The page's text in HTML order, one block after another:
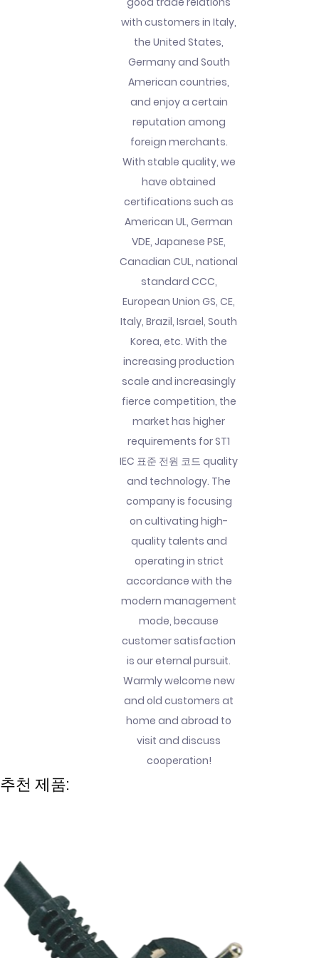
with customers in Italy,
the United States,
Germany and South
American countries,
and enjoy a certain
reputation among
foreign merchants.
With stable quality, we
have obtained
certifications such as
American UL, German
VDE, Japanese PSE,
Canadian CUL, national
standard CCC,
European Union GS, CE,
Italy, Brazil, Israel, South
Korea, etc. With the
increasing production
scale and increasingly
fierce competition, the
market has higher
requirements for ST1
IEC 표준 전원 코드 quality
and technology. The
company is focusing
on cultivating high-
quality talents and
operating in strict
accordance with the
modern management
mode, because
customer satisfaction
is our eternal pursuit.
Warmly welcome new
and old customers at
home and abroad to
visit and discuss
cooperation!
추천 제품: